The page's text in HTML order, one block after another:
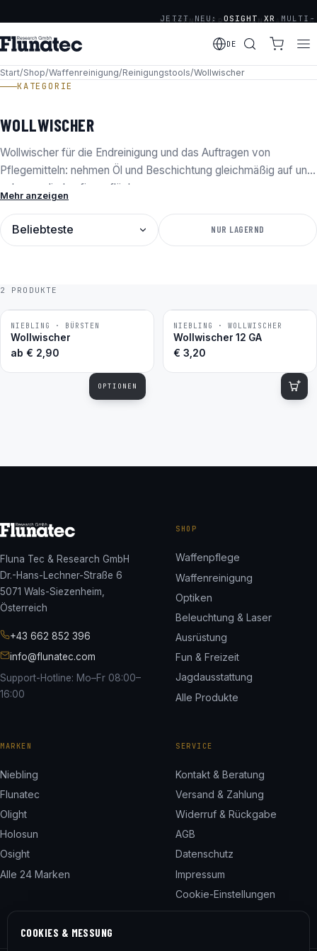
KOSTENLOSER VERSANDAB € 75
· OFFIZIELLER DISTRIBUTOR
VON OLIGHT, OSIGHT &
JETZT NEU:OSIGHT XR MULTI-
RETICLE SERIE
DE
Start/Shop/Waffenreinigung/Reinigungstools/Wollwischer
KATEGORIE
WOLLWISCHER
Wollwischer für die Endreinigung und das Auftragen von
Pflegemitteln: nehmen Öl und Beschichtung gleichmäßig auf und
schonen die Laufinnenfläche.
Mehr anzeigen
SORTIERUNG NUR LAGERND
2 PRODUKTE
BESTSELLER
NIEBLING · BÜRSTEN
Wollwischer
ab € 2,90
OPTIONEN
NIEBLING · WOLLWISCHER
Wollwischer 12 GA
€ 3,20
Fluna Tec & Research GmbH
Dr.-Hans-Lechner-Straße 6
5071 Wals-Siezenheim,
Österreich
+43 662 852 396
info@flunatec.com
Support-Hotline: Mo–Fr 08:00–
16:00
SHOP
Waffenpflege
Waffenreinigung
Optiken
Beleuchtung & Laser
Ausrüstung
Fun & Freizeit
Jagdausstattung
Alle Produkte
MARKEN
Niebling
Flunatec
Olight
Holosun
Osight
Alle 24 Marken
SERVICE
Kontakt & Beratung
Versand & Zahlung
Widerruf & Rückgabe
AGB
Datenschutz
Impressum
Cookie-Einstellungen
COOKIES & MESSUNG